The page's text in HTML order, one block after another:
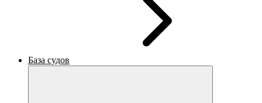
База судов